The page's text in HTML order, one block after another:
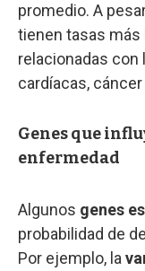
promedio. A
tienen tasas
relacionadas con
cardíacas,
Genes que
enfermedad
Algunos genes
probabilidad de
Por ejemplo, la